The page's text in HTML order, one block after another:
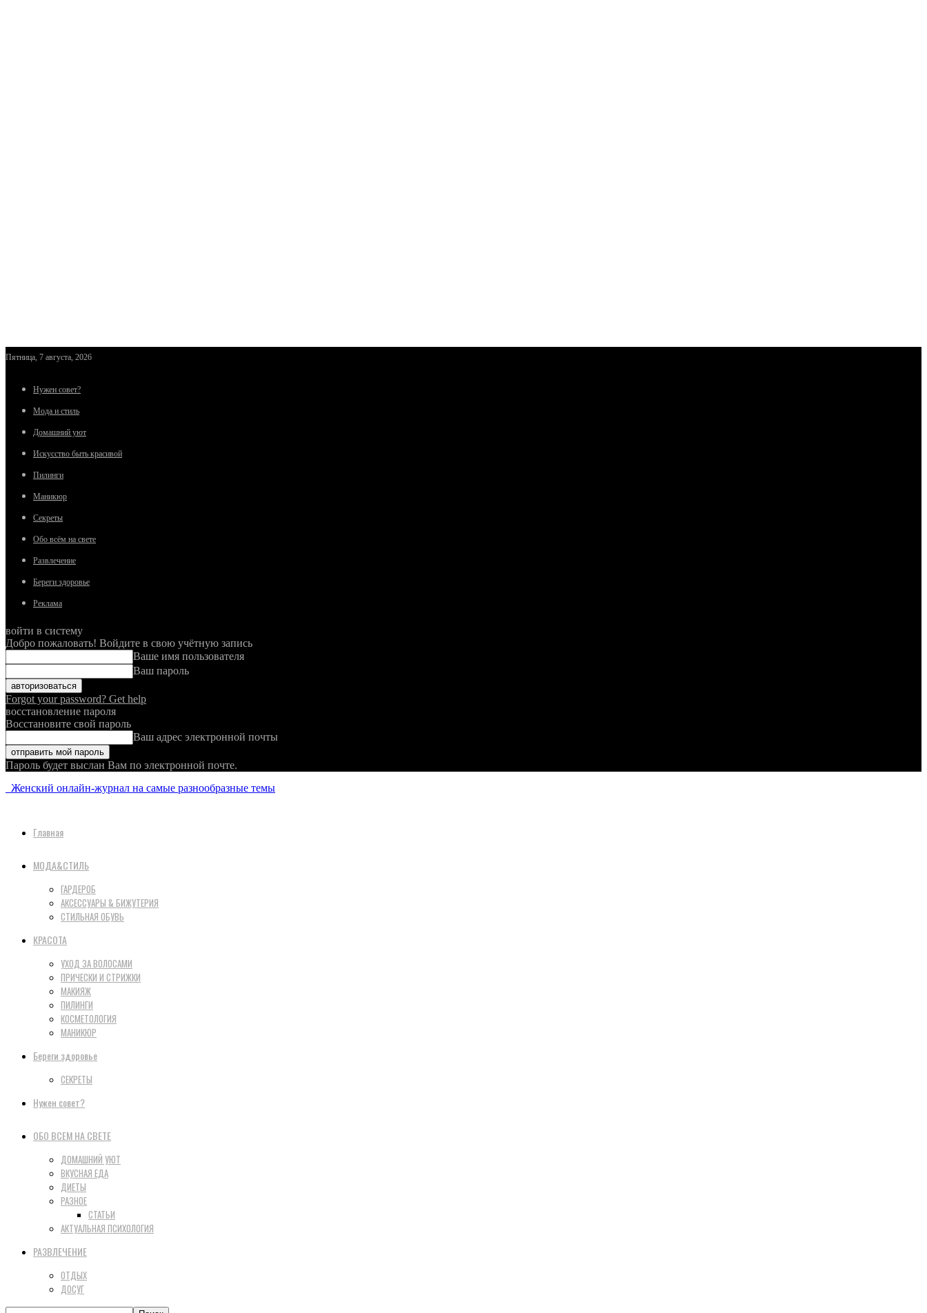
Пятница, 7 августа, 2026
Нужен совет?
Мода и стиль
Домашний уют
Искусство быть красивой
Пилинги
Маникюр
Секреты
Обо всём на свете
Развлечение
Береги здоровье
Реклама
войти в систему
Добро пожаловать! Войдите в свою учётную запись
Ваше имя пользователя
Ваш пароль
Forgot your password? Get help
восстановление пароля
Восстановите свой пароль
Ваш адрес электронной почты
Пароль будет выслан Вам по электронной почте.
Женский онлайн-журнал на самые разнообразные темы
Главная
МОДА&СТИЛЬ
ГАРДЕРОБ
АКСЕССУАРЫ & БИЖУТЕРИЯ
СТИЛЬНАЯ ОБУВЬ
КРАСОТА
УХОД ЗА ВОЛОСАМИ
ПРИЧЕСКИ И СТРИЖКИ
МАКИЯЖ
ПИЛИНГИ
КОСМЕТОЛОГИЯ
МАНИКЮР
Береги здоровье
СЕКРЕТЫ
Нужен совет?
ОБО ВСЕМ НА СВЕТЕ
ДОМАШНИЙ УЮТ
ВКУСНАЯ ЕДА
ДИЕТЫ
РАЗНОЕ
СТАТЬИ
АКТУАЛЬНАЯ ПСИХОЛОГИЯ
РАЗВЛЕЧЕНИЕ
ОТДЫХ
ДОСУГ